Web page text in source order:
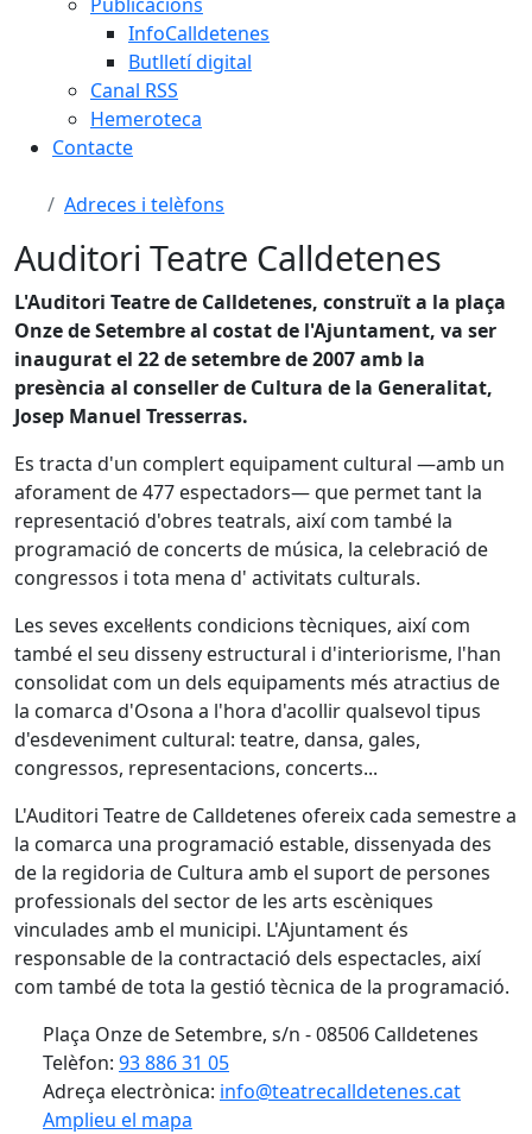
InfoCalldetenes
Butlletí digital
Canal RSS
Hemeroteca
Contacte
Adreces i telèfons
Auditori Teatre Calldetenes
L'Auditori Teatre de Calldetenes, construït a la plaça
Onze de Setembre al costat de l'Ajuntament, va ser
inaugurat el 22 de setembre de 2007 amb la
presència al conseller de Cultura de la Generalitat,
Josep Manuel Tresserras.
Es tracta d'un complert equipament cultural —amb un
aforament de 477 espectadors— que permet tant la
representació d'obres teatrals, així com també la
programació de concerts de música, la celebració de
congressos i tota mena d' activitats culturals.
Les seves excel·lents condicions tècniques, així com
també el seu disseny estructural i d'interiorisme, l'han
consolidat com un dels equipaments més atractius de
la comarca d'Osona a l'hora d'acollir qualsevol tipus
d'esdeveniment cultural: teatre, dansa, gales,
congressos, representacions, concerts...
L'Auditori Teatre de Calldetenes ofereix cada semestre a
la comarca una programació estable, dissenyada des
de la regidoria de Cultura amb el suport de persones
professionals del sector de les arts escèniques
vinculades amb el municipi. L'Ajuntament és
responsable de la contractació dels espectacles, així
com també de tota la gestió tècnica de la programació.
Plaça Onze de Setembre, s/n - 08506 Calldetenes
Telèfon: 93 886 31 05
Adreça electrònica: info@teatrecalldetenes.cat
Amplieu el mapa